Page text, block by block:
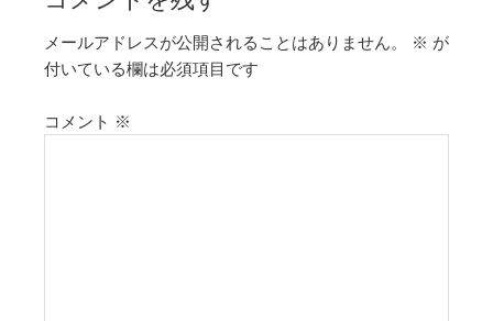
メールアドレスが公開されることはありません。 ※ が
付いている欄は必須項目です
コメント ※